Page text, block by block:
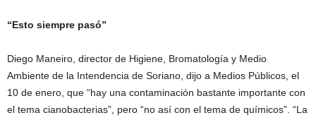
“Esto siempre pasó”
Diego Maneiro, director de Higiene, Bromatología y Medio
Ambiente de la Intendencia de Soriano, dijo a Medios Públicos, el
10 de enero, que “hay una contaminación bastante importante con
el tema cianobacterias”, pero “no así con el tema de químicos”. “La